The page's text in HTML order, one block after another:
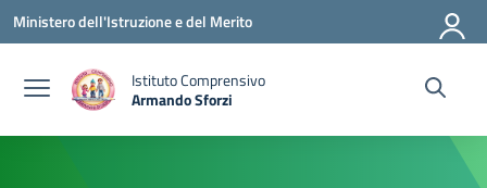
Vai ai contenuti
Vai al menu di navigazione
Vai al footer
Ministero dell'Istruzione e del Merito
Istituto Comprensivo
Armando Sforzi